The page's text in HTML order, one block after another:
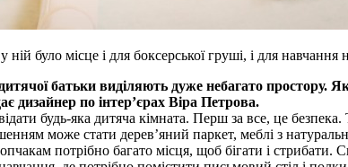
було місце і для боксерської груші, і для навчання
батьки виділяють дуже небагато простору.
дизайнер по інтер’єрах Віра Петрова.
будь-яка дитяча кімната. Перш за все, це
може стати дерев’яний паркет, меблі з
потрібно багато місця, щоб бігати і